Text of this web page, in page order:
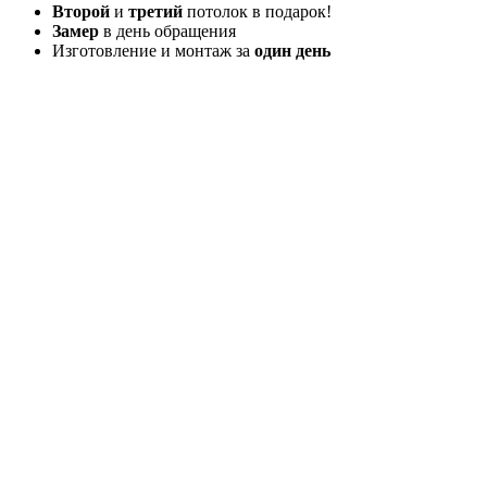
Второй и третий потолок в подарок!
Замер в день обращения
Изготовление и монтаж за один день